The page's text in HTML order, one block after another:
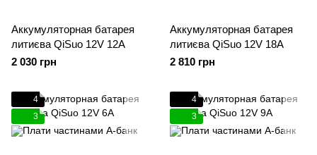
Аккумуляторная батарея
литиєва QiSuo 12V 12A
2 030 грн
Аккумуляторная батарея
литиєва QiSuo 12V 18A
2 810 грн
4
3
4
3